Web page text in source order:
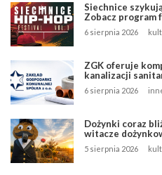
Siechnice
Zobacz program
6 sierpnia 2026
ZGK oferuje
kanalizacji
6 sierpnia 2026
Dożynki coraz
witacze
5 sierpnia 2026